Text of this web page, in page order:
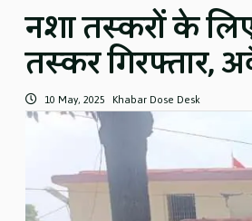
नशा तस्करों के
तस्कर गिरफ्तार,
10 May, 2025 Khabar Dose Desk